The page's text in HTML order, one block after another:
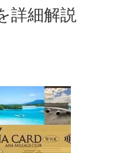
詳細解説